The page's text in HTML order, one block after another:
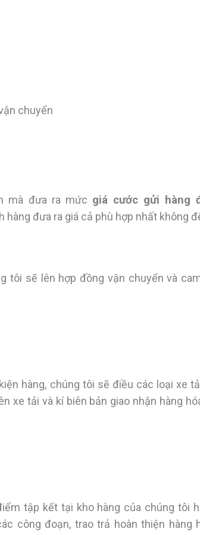
chuyển
mà đưa ra mức giá cước gửi hàng
đưa ra giá cả phù hợp nhất không
tôi sẽ lên hợp đồng vận chuyển và
hàng, chúng tôi sẽ điều các loại xe
xe tải và kí biên bản giao nhận hàng
tập kết tại kho hàng của chúng tôi
công đoạn, trao trả hoàn thiện hàng